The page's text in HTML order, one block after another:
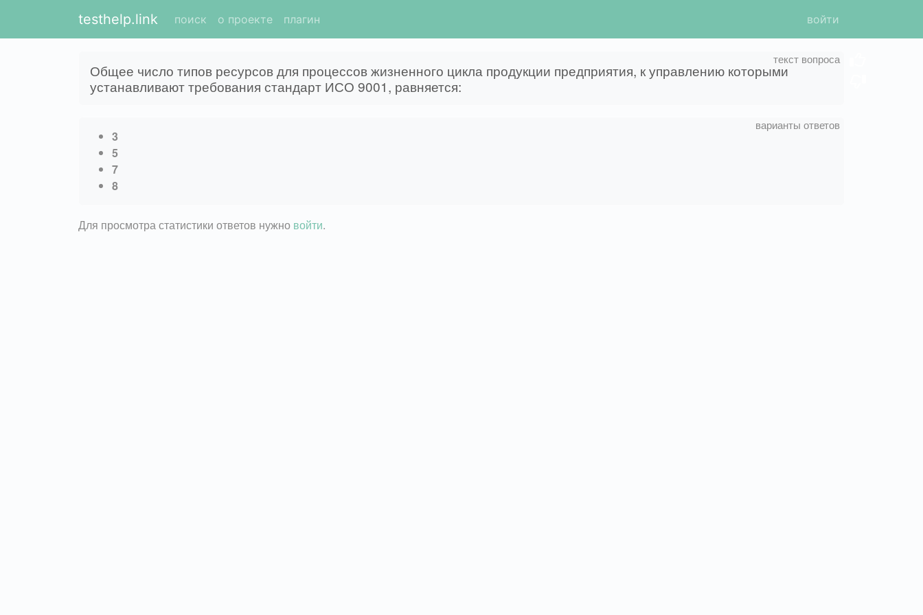
testhelp.link поиск о проекте плагин войти
Общее число типов ресурсов для процессов жизненного цикла продукции предприятия, к управлению которыми
устанавливают требования стандарт ИСО 9001, равняется:
3
5
7
8
Для просмотра статистики ответов нужно войти.